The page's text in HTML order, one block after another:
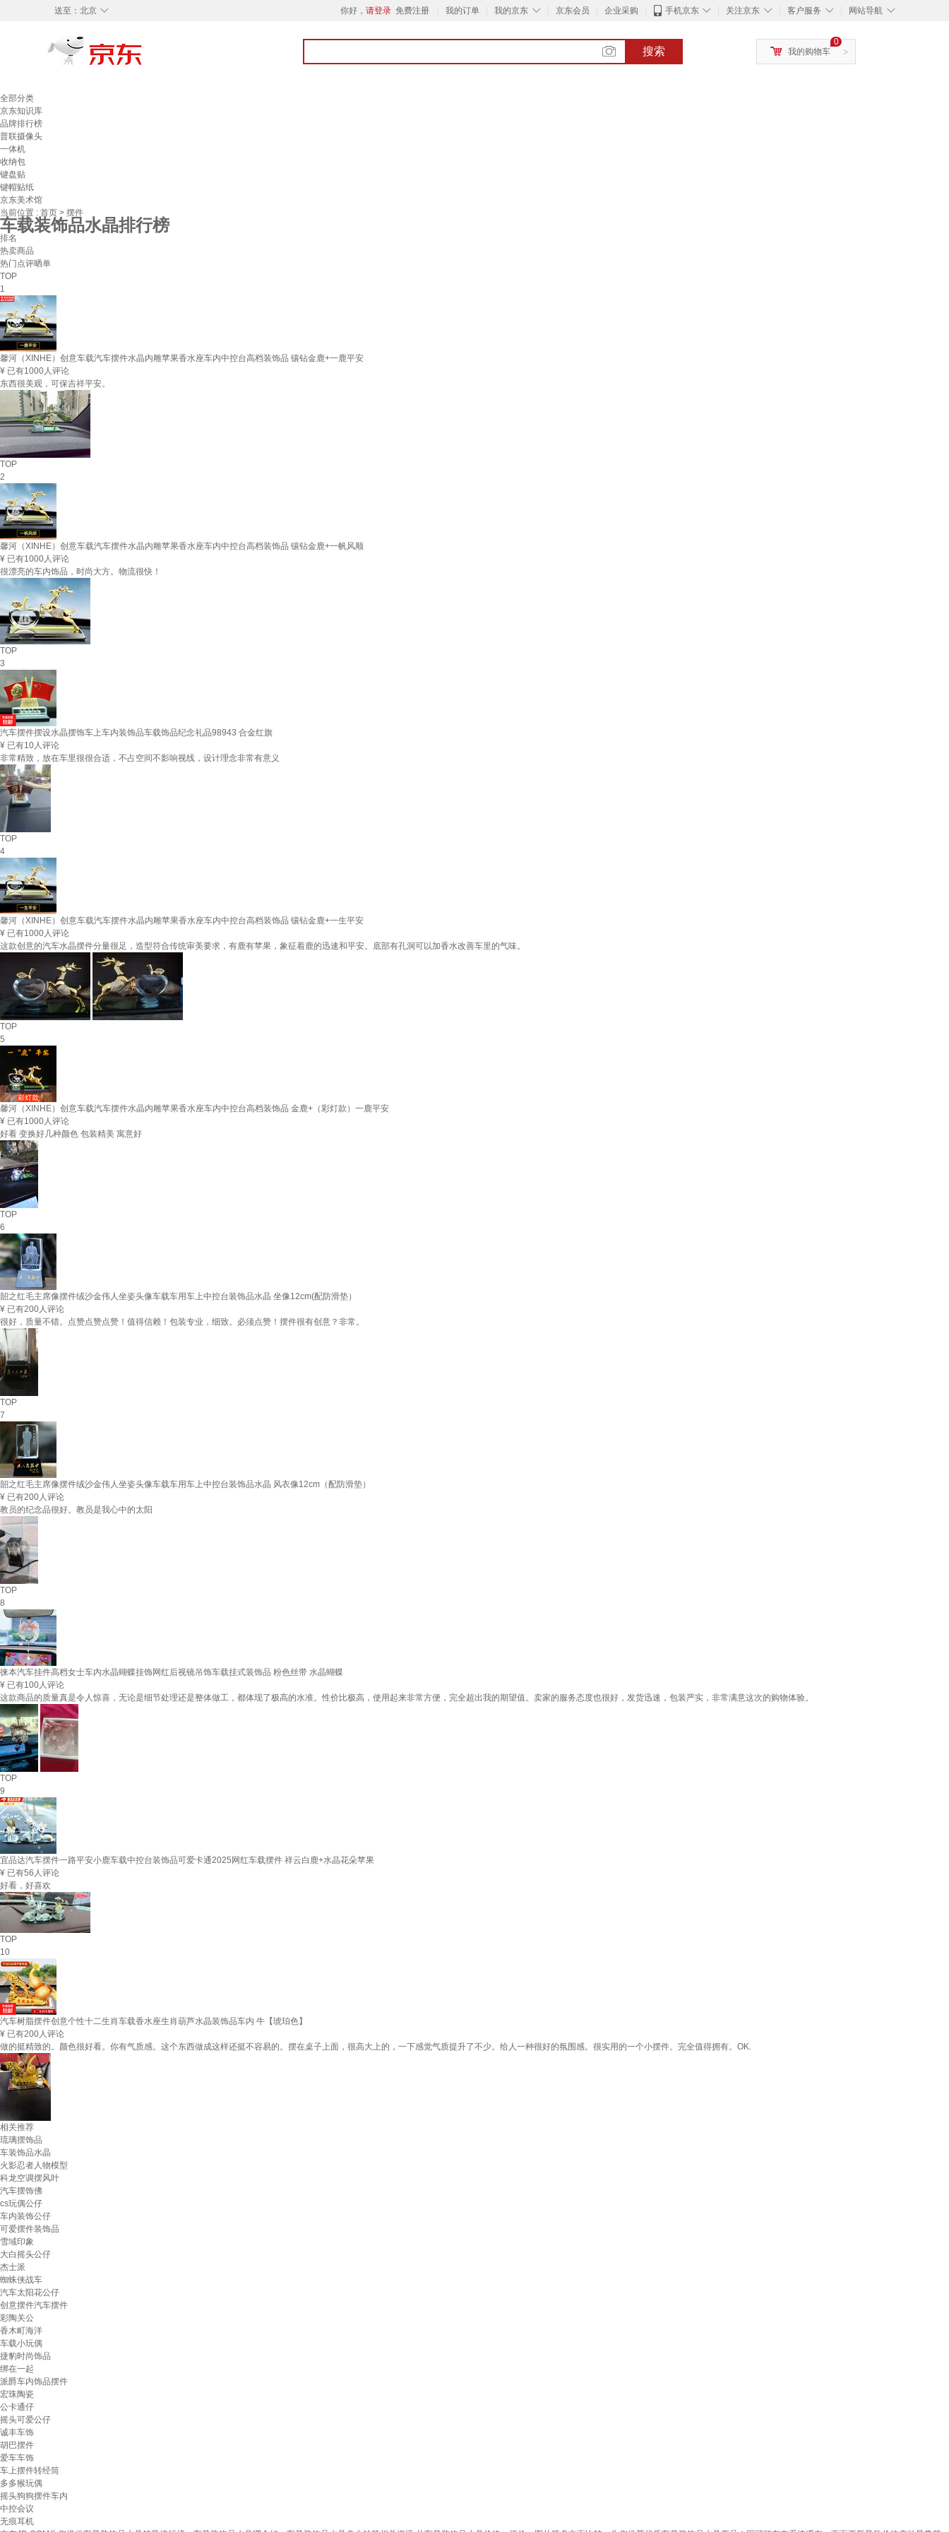
◇
送至： 北京 你好， 请登录 免费注册 我的订单 ◇
我的京东 京东会员 企业采购 ◇
手机京东 ◇
关注京东 ◇
客户服务 ◇
网站导航
搜索 >
0
我的购物车
全部分类
京东知识库
品牌排行榜
普联摄像头
一体机
收纳包
键盘贴
键帽贴纸
京东美术馆
当前位置 : 首页 > 摆件
车载装饰品水晶排行榜
排名
热卖商品
热门点评晒单
TOP
1
馨河（XINHE）创意车载汽车摆件水晶内雕苹果香水座车内中控台高档装饰品 镶钻金鹿+一鹿平安
¥ 已有1000人评论
东西很美观，可保吉祥平安。
TOP
2
馨河（XINHE）创意车载汽车摆件水晶内雕苹果香水座车内中控台高档装饰品 镶钻金鹿+一帆风顺
¥ 已有1000人评论
很漂亮的车内饰品，时尚大方。物流很快！
TOP
3
汽车摆件摆设水晶摆饰车上车内装饰品车载饰品纪念礼品98943 合金红旗
¥ 已有10人评论
非常精致，放在车里很很合适，不占空间不影响视线，设计理念非常有意义
TOP
4
馨河（XINHE）创意车载汽车摆件水晶内雕苹果香水座车内中控台高档装饰品 镶钻金鹿+一生平安
¥ 已有1000人评论
这款创意的汽车水晶摆件分量很足，造型符合传统审美要求，有鹿有苹果，象征着鹿的迅速和平安。底部有孔洞可以加香水改善车里的气味。
TOP
5
馨河（XINHE）创意车载汽车摆件水晶内雕苹果香水座车内中控台高档装饰品 金鹿+（彩灯款）一鹿平安
¥ 已有1000人评论
好看 变换好几种颜色 包装精美 寓意好
TOP
6
韶之红毛主席像摆件绒沙金伟人坐姿头像车载车用车上中控台装饰品水晶 坐像12cm(配防滑垫）
¥ 已有200人评论
很好，质量不错。点赞点赞点赞！值得信赖！包装专业，细致。必须点赞！摆件很有创意？非常。
TOP
7
韶之红毛主席像摆件绒沙金伟人坐姿头像车载车用车上中控台装饰品水晶 风衣像12cm（配防滑垫）
¥ 已有200人评论
教员的纪念品很好。教员是我心中的太阳
TOP
8
徕本汽车挂件高档女士车内水晶蝴蝶挂饰网红后视镜吊饰车载挂式装饰品 粉色丝带 水晶蝴蝶
¥ 已有100人评论
这款商品的质量真是令人惊喜，无论是细节处理还是整体做工，都体现了极高的水准。性价比极高，使用起来非常方便，完全超出我的期望值。卖家的服务态度也很好，发货迅速，包装严实，非常满意这次的购物体验。
TOP
9
宜品达汽车摆件一路平安小鹿车载中控台装饰品可爱卡通2025网红车载摆件 祥云白鹿+水晶花朵苹果
¥ 已有56人评论
好看，好喜欢
TOP
10
汽车树脂摆件创意个性十二生肖车载香水座生肖葫芦水晶装饰品车内 牛【琥珀色】
¥ 已有200人评论
做的挺精致的。颜色很好看。你有气质感。这个东西做成这样还挺不容易的。摆在桌子上面，很高大上的，一下感觉气质提升了不少。给人一种很好的氛围感。很实用的一个小摆件。完全值得拥有。OK.
相关推荐
琉璃摆饰品
车装饰品水晶
火影忍者人物模型
科龙空调摆风叶
汽车摆饰佛
cs玩偶公仔
车内装饰公仔
可爱摆件装饰品
雪域印象
大白摇头公仔
杰士派
蜘蛛侠战车
汽车太阳花公仔
创意摆件汽车摆件
彩陶关公
香木町海洋
车载小玩偶
捷豹时尚饰品
绑在一起
派爵车内饰品摆件
宏珠陶瓷
公卡通仔
摇头可爱公仔
诚丰车饰
胡巴摆件
爱车车饰
车上摆件转经筒
多多猴玩偶
摇头狗狗摆件车内
中控会议
无痕耳机